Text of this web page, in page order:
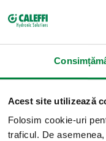
Acest site utilizează
Folosim cookie-uri
traficul. De
instalații de